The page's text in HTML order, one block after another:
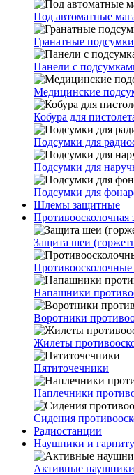
Под автоматные
Гранатные подсумки
Панели с
Медицинские
Кобура для
Подсумки для
Подсумки для
Подсумки для
Шлемы защитные
Противоосколочная
Защита шеи
Напашники
Воротники
Жилеты
Пятиточечники
Наплечники
Сидения
Радиостанции
Наушники и
Активные наушники